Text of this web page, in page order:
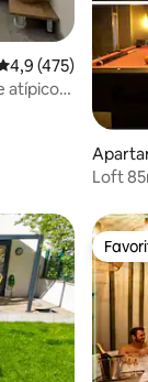
média
4,9 (475)
atípico
Loft